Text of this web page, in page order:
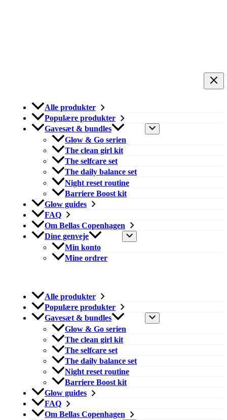
Alle produkter
Populære produkter
Gavesæt & bundles
Glow & Go serien
The clean girl kit
The selfcare set
The daily balance set
Night reset routine
Barriere Boost kit
Glow guides
FAQ
Om Bellas Copenhagen
Dine genveje
Min konto
Mine ordrer
Alle produkter
Populære produkter
Gavesæt & bundles
Glow & Go serien
The clean girl kit
The selfcare set
The daily balance set
Night reset routine
Barriere Boost kit
Glow guides
FAQ
Om Bellas Copenhagen